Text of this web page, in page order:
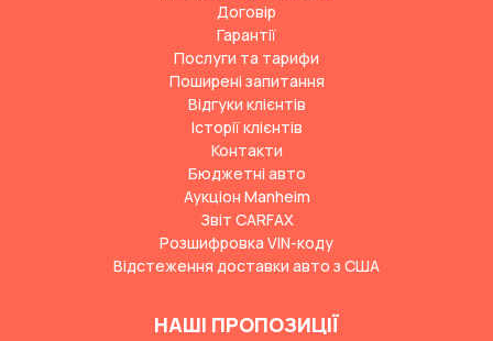
Договір
Гарантії
Послуги та тарифи
Поширені запитання
Відгуки клієнтів
Історії клієнтів
Контакти
Бюджетні авто
Аукціон Manheim
Звіт CARFAX
Розшифровка VIN-коду
Відстеження доставки авто з США
НАШІ ПРОПОЗИЦІЇ